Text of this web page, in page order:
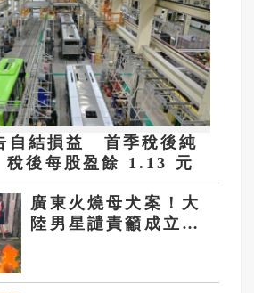
自結損益 首季稅後純
後每股盈餘 1.13 元
廣東火燒母犬案！大
陸男星譴責籲成立動